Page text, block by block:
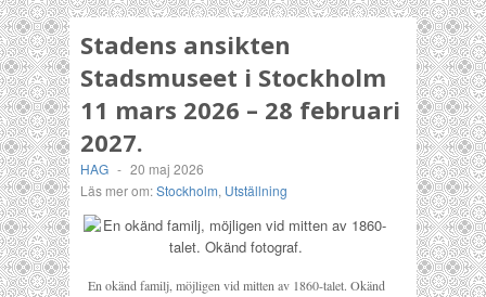
Stadens ansikten
Stadsmuseet i Stockholm
11 mars 2026 – 28 februari
2027.
HAG - 20 maj 2026
Läs mer om:Stockholm, Utställning
En okänd familj, möjligen vid mitten av 1860-talet. Okänd